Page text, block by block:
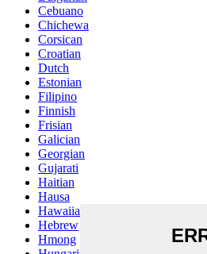
Cebuano
Chichewa
Corsican
Croatian
Dutch
Estonian
Filipino
Finnish
Frisian
Galician
Georgian
Gujarati
Haitian
Hausa
Hawaiian
Hebrew
Hmong